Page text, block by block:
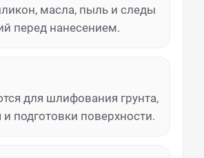
масла, пыль и следы
перед нанесением.
для шлифования грунта,
подготовки поверхности.